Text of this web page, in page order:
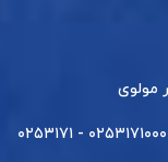
مولوی
- ۰۲۵۳۱۷۱